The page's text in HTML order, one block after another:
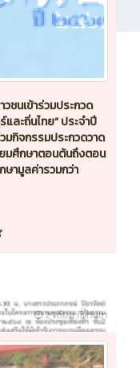
ชนเข้าร่วมประกวด
ละถิ่นไทย” ประจำปี
มกิจกรรมประกวดวาด
มศึกษาตอนต้นถึงตอน
ษามูลค่ารวมกว่า
2 เดือน ที่ผ่านมา